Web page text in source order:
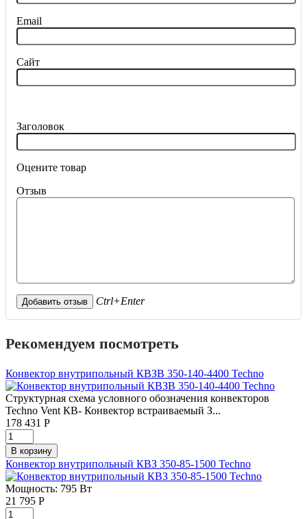
Email
Сайт
Заголовок
Оцените товар
Отзыв
Ctrl+Enter
Рекомендуем посмотреть
Конвектор внутрипольный КВЗВ 350-140-4400 Techno
Структурная схема условного обозначения конвекторов
Techno Vent КВ- Конвектор встраиваемый З...
178 431 Р
Конвектор внутрипольный КВЗ 350-85-1500 Techno
Мощность: 795 Вт
21 795 Р